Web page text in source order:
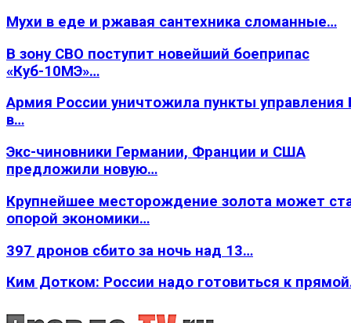
Мухи в еде и ржавая сантехника сломанные…
В зону СВО поступит новейший боеприпас
«Куб-10МЭ»…
Армия России уничтожила пункты
в…
Экс-чиновники Германии, Франции и США
предложили новую…
Крупнейшее месторождение золота может
опорой экономики…
397 дронов сбито за ночь над 13…
Ким Дотком: России надо готовиться к